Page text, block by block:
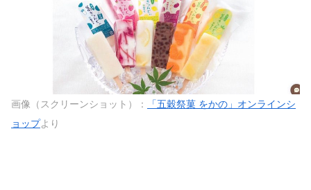
画像（スクリーンショット）：
「五穀祭菓 をかの」オンラインシ
ョップより